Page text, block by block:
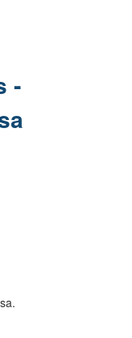
-